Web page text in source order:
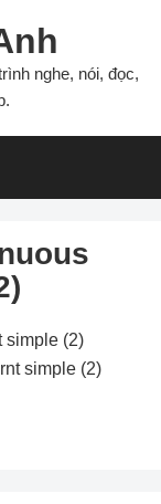
nghe, nói, đọc,
simple (2)